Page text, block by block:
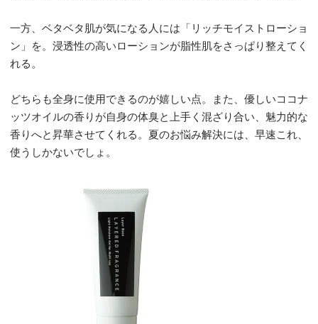
一方、ベタベタ肌が気になる人には「リッチモイストローショ
ン」を。浸透性の高いローションが脂性肌をさっぱり整えてく
れる。
どちらも全身に使用できるのが嬉しい点。また、優しいココナ
ッツオイルの香りが自身の体臭と上手く混ざり合い、魅力的な
香りへと昇華させてくれる。夏のお悩み解決には、早速これ、
使うしかないでしょ。